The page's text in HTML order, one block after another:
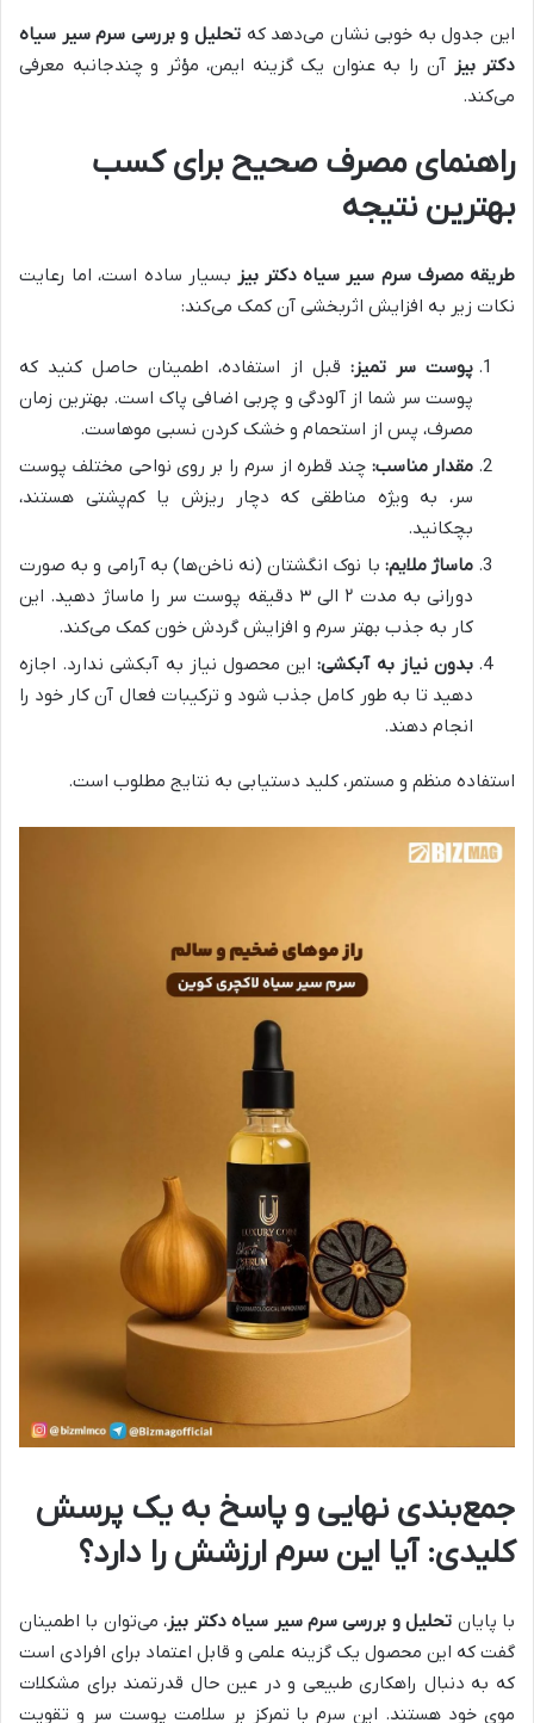
این جدول به خوبی نشان می‌دهد کهتحلیل و بررسی سرم سیر سیاه
دکتر بیز آن را به عنوان یک گزینه ایمن، مؤثر و چندجانبه معرفی
می‌کند.
راهنمای مصرف صحیح برای کسب
بهترین نتیجه
طریقه مصرف سرم سیر سیاه دکتر بیز بسیار ساده است، اما رعایت
نکات زیر به افزایش اثربخشی آن کمک می‌کند:
پوست سر تمیز: قبل از استفاده، اطمینان حاصل کنید که
پوست سر شما از آلودگی و چربی اضافی پاک است. بهترین زمان
مصرف، پس از استحمام و خشک کردن نسبی موهاست.
مقدار مناسب: چند قطره از سرم را بر روی نواحی مختلف پوست
سر، به ویژه مناطقی که دچار ریزش یا کم‌پشتی هستند،
بچکانید.
ماساژ ملایم: با نوک انگشتان (نه ناخن‌ها) به آرامی و به صورت
دورانی به مدت ۲ الی ۳ دقیقه پوست سر را ماساژ دهید. این
کار به جذب بهتر سرم و افزایش گردش خون کمک می‌کند.
بدون نیاز به آبکشی:این محصول نیاز به آبکشی ندارد. اجازه
دهید تا به طور کامل جذب شود و ترکیبات فعال آن کار خود را
انجام دهند.
استفاده منظم و مستمر، کلید دستیابی به نتایج مطلوب است.
جمع‌بندی نهایی و پاسخ به یک پرسش
کلیدی: آیا این سرم ارزشش را دارد؟
با پایان تحلیل و بررسی سرم سیر سیاه دکتر بیز، می‌توان با اطمینان
گفت که این محصول یک گزینه علمی و قابل اعتماد برای افرادی است
که به دنبال راهکاری طبیعی و در عین حال قدرتمند برای مشکلات
موی خود هستند. این سرم با تمرکز بر سلامت پوست سر و تقویت